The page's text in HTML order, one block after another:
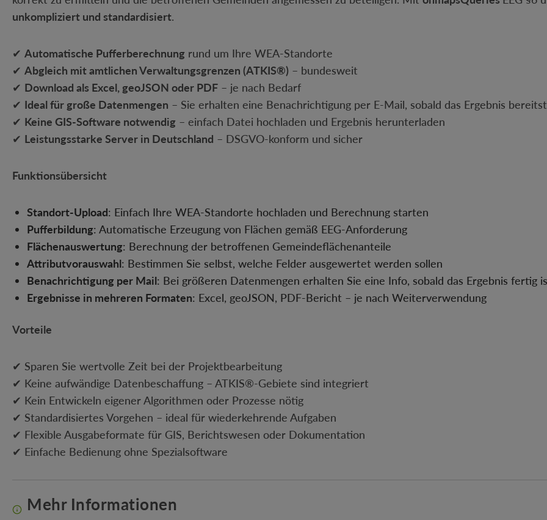
unkompliziert und standardisiert.
✔ Automatische Pufferberechnung rund um Ihre WEA-Standorte
✔ Abgleich mit amtlichen Verwaltungsgrenzen (ATKIS®) – bundesweit
✔ Download als Excel, geoJSON oder PDF – je nach Bedarf
✔ Ideal für große Datenmengen – Sie erhalten eine Benachrichtigung per E-Mail, sobald das Ergebnis
✔ Keine GIS-Software notwendig – einfach Datei hochladen und Ergebnis herunterladen
✔ Leistungsstarke Server in Deutschland – DSGVO-konform und sicher
Funktionsübersicht
Standort-Upload: Einfach Ihre WEA-Standorte hochladen und Berechnung starten
Pufferbildung: Automatische Erzeugung von Flächen gemäß EEG-Anforderung
Flächenauswertung: Berechnung der betroffenen Gemeindeflächenanteile
Attributvorauswahl: Bestimmen Sie selbst, welche Felder ausgewertet werden sollen
Benachrichtigung per Mail: Bei größeren Datenmengen erhalten Sie eine Info, sobald das Ergebnis fertig
Ergebnisse in mehreren Formaten: Excel, geoJSON, PDF-Bericht – je nach Weiterverwendung
Vorteile
✔ Sparen Sie wertvolle Zeit bei der Projektbearbeitung
✔ Keine aufwändige Datenbeschaffung – ATKIS®-Gebiete sind integriert
✔ Kein Entwickeln eigener Algorithmen oder Prozesse nötig
✔ Standardisiertes Vorgehen – ideal für wiederkehrende Aufgaben
✔ Flexible Ausgabeformate für GIS, Berichtswesen oder Dokumentation
✔ Einfache Bedienung ohne Spezialsoftware
Mehr Informationen